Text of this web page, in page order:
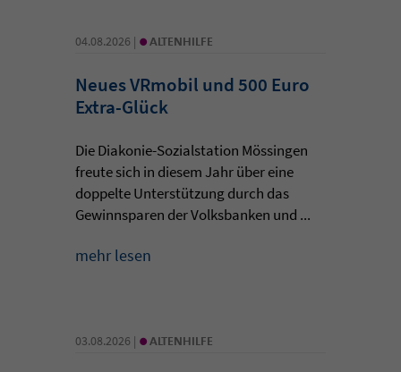
04.08.2026 | • ALTENHILFE
Neues VRmobil und 500 Euro
Extra-Glück
Die Diakonie-Sozialstation Mössingen
freute sich in diesem Jahr über eine
doppelte Unterstützung durch das
Gewinnsparen der Volksbanken und ...
mehr lesen
03.08.2026 | • ALTENHILFE